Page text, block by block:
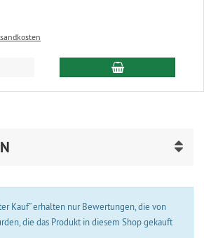
In den
Kauf” erhalten nur Bewertungen, die von
die das Produkt in diesem Shop gekauft